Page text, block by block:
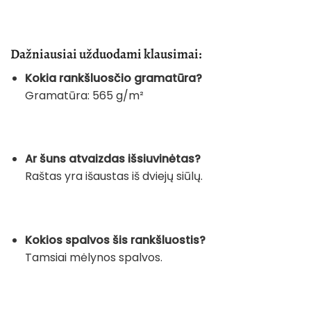
Dažniausiai užduodami klausimai:
Kokia rankšluosčio gramatūra?
Gramatūra: 565 g/m²
Ar šuns atvaizdas išsiuvinėtas?
Raštas yra išaustas iš dviejų siūlų.
Kokios spalvos šis rankšluostis?
Tamsiai mėlynos spalvos.